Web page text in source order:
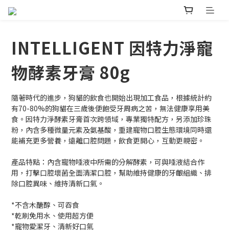
INTELLIGENT 因特力淨寵
物酵素牙膏 80g
隨著時代的進步，狗貓的飲食也開始出現加工食品，根據統計約
有70-80%的狗貓在三歲後便飽受牙周病之苦，無法健康享用美
食。因特力淨酵素牙膏首次跨領域，專業獨特配方，另添加珍珠
粉，內含多種微量元素及氨基酸，重建寵物口腔生態環境同時還
能補充更多營養，遠離口腔問題，飲食更開心，互動更親密。
產品特點：內含寵物唾液中所需的分解酵素，可與唾液結合作
用，打擊口腔壞菌全面清潔口腔，幫助維持健康的牙齦組織、排
除口腔異味、維持清新口氣。
*不含木醣醇、可吞食
*乾刷免用水、使用超方便
*寵物愛潔牙、清新好口氣